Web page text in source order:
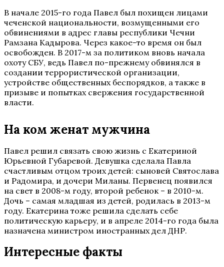
В начале 2015-го года Павел был похищен лицами
чеченской национальности, возмущенными его
обвинениями в адрес главы республики Чечни
Рамзана Кадырова. Через какое-то время он был
освобожден. В 2017-м за политиком вновь начала
охоту СБУ, ведь Павел по-прежнему обвинялся в
создании террористической организации,
устройстве общественных беспорядков, а также в
призыве и попытках свержения государственной
власти.
На ком женат мужчина
Павел решил связать свою жизнь с Екатериной
Юрьевной Губаревой. Девушка сделала Павла
счастливым отцом троих детей: сыновей Святослава
и Радомира, и дочери Миланы. Первенец появился
на свет в 2008-м году, второй ребенок – в 2010-м.
Дочь – самая младшая из детей, родилась в 2013-м
году. Екатерина тоже решила сделать себе
политическую карьеру, и в апреле 2014-го года была
назначена министром иностранных дел ДНР.
Интересные факты